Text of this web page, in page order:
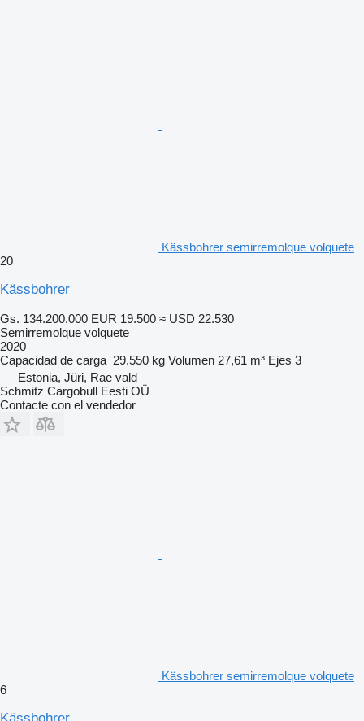
Kässbohrer semirremolque volquete
20
Kässbohrer
Gs. 134.200.000 EUR 19.500 ≈ USD 22.530
Semirremolque volquete
2020
Capacidad de carga 29.550 kg Volumen 27,61 m³ Ejes 3
Estonia, Jüri, Rae vald
Schmitz Cargobull Eesti OÜ
Contacte con el vendedor
Kässbohrer semirremolque volquete
6
Kässbohrer